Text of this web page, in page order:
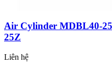
Air Cylinder MDBL40-
25Z
Liên hệ